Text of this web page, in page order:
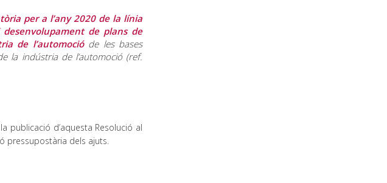
per a l’any 2020 de la línia
de plans de
de l’automocióde les bases
la indústria de l’automoció (ref.
publicació d’aquesta Resolució al
pressupostària dels ajuts.